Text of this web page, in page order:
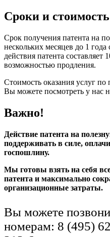
Сроки и
Срок получения патента на
нескольких месяцев до 1
действия патента составляет
возможностью продления.
Стоимость оказания услуг
Вы можете посмотреть у нас
Важно!
Действие патента на
поддерживать в силе,
госпошлину.
Мы готовы взять на себя
патента и максимально
организационные затраты.
Вы можете
номерам: 8 (495)